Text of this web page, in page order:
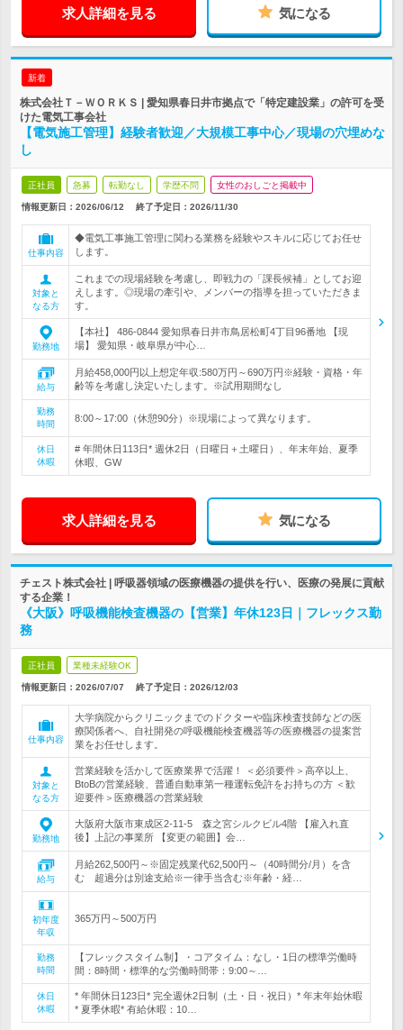
求人詳細を見る 気になる
新着
株式会社Ｔ－ＷＯＲＫＳ | 愛知県春日井市拠点で「特定建設業」の許可を受
けた電気工事会社
【電気施工管理】経験者歓迎／大規模工事中心／現場の穴埋めな
し
正社員 急募 転勤なし 学歴不問 女性のおしごと掲載中
情報更新日：2026/06/12 終了予定日： 2026/11/30
仕事内容
◆電気工事施工管理に関わる業務を経験やスキルに応じてお任せ
します。
対象と
なる方
これまでの現場経験を考慮し、即戦力の「課長候補」としてお迎
えします。◎現場の牽引や、メンバーの指導を担っていただきま
す。
勤務地
【本社】 486-0844 愛知県春日井市鳥居松町4丁目96番地 【現
場】 愛知県・岐阜県が中心…
給与
月給458,000円以上想定年収:580万円～690万円※経験・資格・年
齢等を考慮し決定いたします。※試用期間なし
勤務
時間
8:00～17:00（休憩90分）※現場によって異なります。
休日
休暇
# 年間休日113日* 週休2日（日曜日＋土曜日）、年末年始、夏季
休暇、GW
求人詳細を見る 気になる
チェスト株式会社 | 呼吸器領域の医療機器の提供を行い、医療の発展に貢献
する企業！
《大阪》呼吸機能検査機器の【営業】年休123日｜フレックス勤
務
正社員 業種未経験OK
情報更新日：2026/07/07 終了予定日： 2026/12/03
仕事内容
大学病院からクリニックまでのドクターや臨床検査技師などの医
療関係者へ、自社開発の呼吸機能検査機器等の医療機器の提案営
業をお任せします。
対象と
なる方
営業経験を活かして医療業界で活躍！ ＜必須要件＞高卒以上、
BtoBの営業経験、普通自動車第一種運転免許をお持ちの方 ＜歓
迎要件＞医療機器の営業経験
勤務地
大阪府大阪市東成区2-11-5 森之宮シルクビル4階 【雇入れ直
後】上記の事業所 【変更の範囲】会…
給与
月給262,500円～※固定残業代62,500円～（40時間分/月）を含
む 超過分は別途支給※一律手当含む※年齢・経…
初年度
年収
365万円～500万円
勤務
時間
【フレックスタイム制】・コアタイム：なし・1日の標準労働時
間：8時間・標準的な労働時間帯：9:00～…
休日
休暇
* 年間休日123日* 完全週休2日制（土・日・祝日）* 年末年始休暇
* 夏季休暇* 有給休暇：10…